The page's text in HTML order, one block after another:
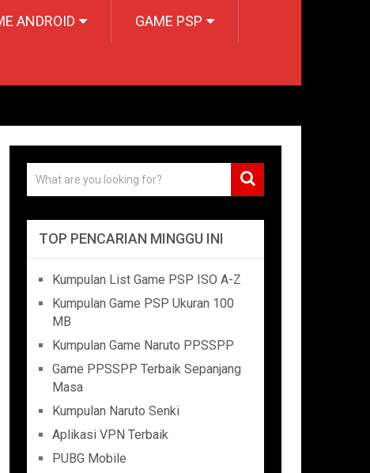
ANDROID GAME PSP
TOP PENCARIAN MINGGU INI
Kumpulan List Game PSP ISO A-Z
Kumpulan Game PSP Ukuran 100
MB
Kumpulan Game Naruto PPSSPP
Game PPSSPP Terbaik Sepanjang
Masa
Kumpulan Naruto Senki
Aplikasi VPN Terbaik
PUBG Mobile